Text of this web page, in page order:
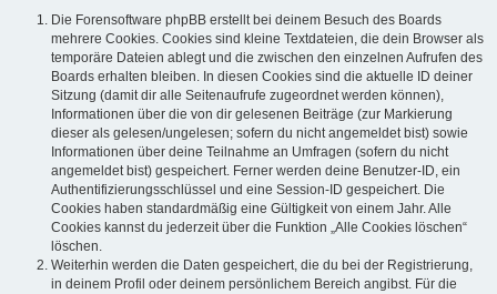
Die Forensoftware phpBB erstellt bei deinem Besuch des Boards
mehrere Cookies. Cookies sind kleine Textdateien, die dein Browser als
temporäre Dateien ablegt und die zwischen den einzelnen Aufrufen des
Boards erhalten bleiben. In diesen Cookies sind die aktuelle ID deiner
Sitzung (damit dir alle Seitenaufrufe zugeordnet werden können),
Informationen über die von dir gelesenen Beiträge (zur Markierung
dieser als gelesen/ungelesen; sofern du nicht angemeldet bist) sowie
Informationen über deine Teilnahme an Umfragen (sofern du nicht
angemeldet bist) gespeichert. Ferner werden deine Benutzer-ID, ein
Authentifizierungsschlüssel und eine Session-ID gespeichert. Die
Cookies haben standardmäßig eine Gültigkeit von einem Jahr. Alle
Cookies kannst du jederzeit über die Funktion „Alle Cookies löschen“
löschen.
Weiterhin werden die Daten gespeichert, die du bei der Registrierung,
in deinem Profil oder deinem persönlichem Bereich angibst. Für die